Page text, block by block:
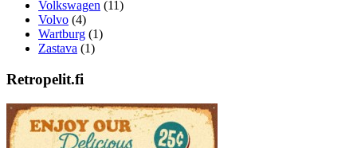
Volkswagen (11)
Volvo (4)
Wartburg (1)
Zastava (1)
Retropelit.fi